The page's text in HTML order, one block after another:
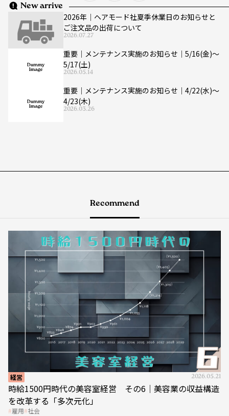
New arrive
2026年｜ヘアモード社夏季休業日のお知らせと
ご注文品の出荷について
2026.07.27
重要｜メンテナンス実施のお知らせ｜5/16(金)〜
5/17(土)
2026.05.14
重要｜メンテナンス実施のお知らせ｜4/22(水)〜
4/23(木)
2026.03.26
Recommend
経営 2026.05.21
時給1500円時代の美容室経営 その6｜美容業の収益構造
を改革する「多次元化」
雇用 社会